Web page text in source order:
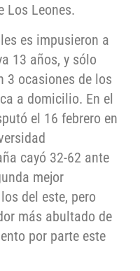
Los Leones.
es impusieron a
13 años, y sólo
3 ocasiones de los
a domicilio. En el
el 16 febrero en
cayó 32-62 ante
mejor
del este, pero
más abultado de
por parte este